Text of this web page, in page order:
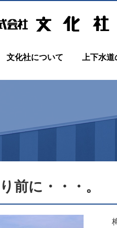
文化社について 上下水道
前に・・・。